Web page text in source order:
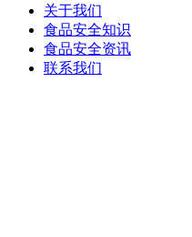
关于我们
食品安全知识
食品安全资讯
联系我们